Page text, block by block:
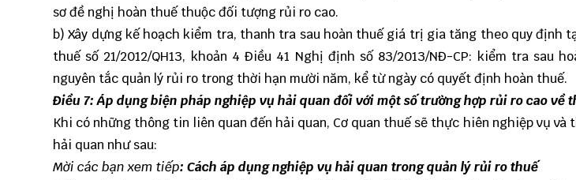
sơ đề nghị hoàn thuế thuộc đối tượng rủi ro cao.
b) Xây dựng kế hoạch kiểm tra, thanh tra sau hoàn thuế giá trị gia tăng theo quy định
thuế số 21/2012/QH13, khoản 4 Điều 41 Nghị định số 83/2013/NĐ-CP: kiểm tra sau
nguyên tắc quản lý rủi ro trong thời hạn mười năm, kể từ ngày có quyết định hoàn thuế.
Điều 7:Áp dụng biện pháp nghiệp vụ hải quan đối với một số trường hợp rủi ro cao về
Khi có những thông tin liên quan đến hải quan, Cơ quan thuế sẽ thực hiên nghiệp vụ và
hải quan như sau:
Mời các bạn xem tiếp: Cách áp dụng nghiệp vụ hải quan trong quản lý rủi ro thuế